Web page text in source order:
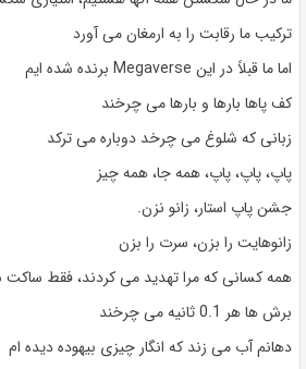
ترکیب ما رقابت را به ارمغان می آورد
اما ما قبلاً در این Megaverse برنده شده ایم
کف پاها بارها و بارها می چرخند
زبانی که شلوغ می چرخد ​​دوباره می ترکد
پاپ، پاپ، پاپ، همه جا، همه چیز
جشن پاپ استار، زانو نزن.
زانوهایت را بزن، سرت را بزن
همه کسانی که مرا تهدید می کردند، فقط ساکت
برش ها هر 0.1 ثانیه می چرخند
دهانم آب می زند که انگار چیزی بیهوده دیده ام